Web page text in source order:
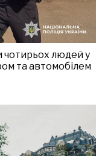
чотирьох людей у
та автомобілем